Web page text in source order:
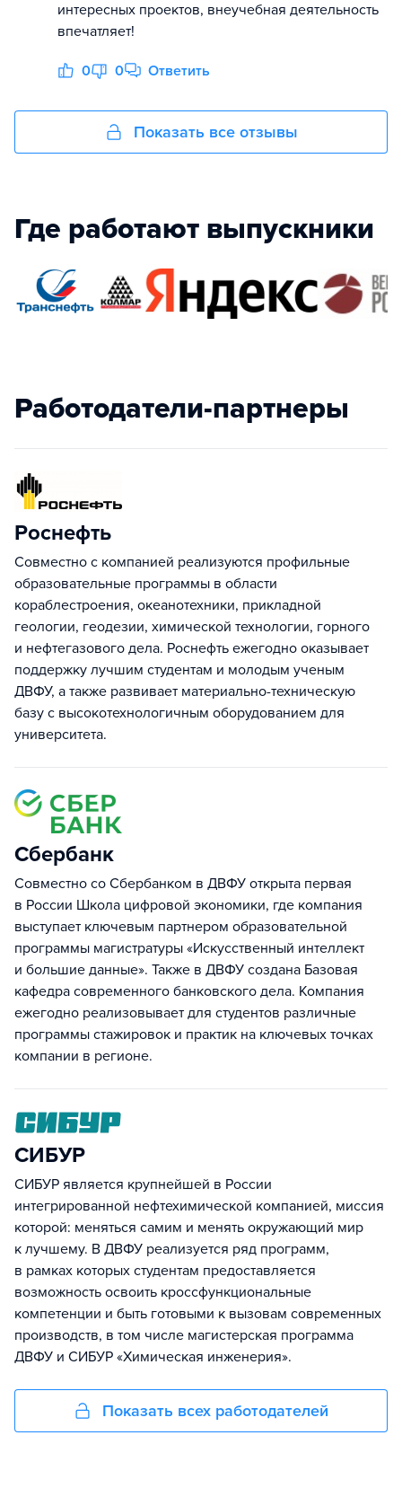
интересных проектов, внеучебная деятельность
впечатляет!
0 0 Ответить
Показать все отзывы
Где работают выпускники
Работодатели-партнеры
Роснефть
Совместно с компанией реализуются профильные
образовательные программы в области
кораблестроения, океанотехники, прикладной
геологии, геодезии, химической технологии, горного
и нефтегазового дела. Роснефть ежегодно оказывает
поддержку лучшим студентам и молодым ученым
ДВФУ, а также развивает материально-техническую
базу с высокотехнологичным оборудованием для
университета.
Сбербанк
Совместно со Сбербанком в ДВФУ открыта первая
в России Школа цифровой экономики, где компания
выступает ключевым партнером образовательной
программы магистратуры «Искусственный интеллект
и большие данные». Также в ДВФУ создана Базовая
кафедра современного банковского дела. Компания
ежегодно реализовывает для студентов различные
программы стажировок и практик на ключевых точках
компании в регионе.
СИБУР
СИБУР является крупнейшей в России
интегрированной нефтехимической компанией, миссия
которой: меняться самим и менять окружающий мир
к лучшему. В ДВФУ реализуется ряд программ,
в рамках которых студентам предоставляется
возможность освоить кроссфункциональные
компетенции и быть готовыми к вызовам современных
производств, в том числе магистерская программа
ДВФУ и СИБУР «Химическая инженерия».
Показать всех работодателей